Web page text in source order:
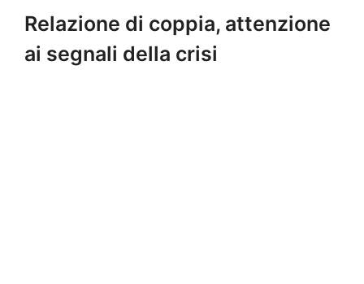
Relazione di coppia, attenzione
ai segnali della crisi